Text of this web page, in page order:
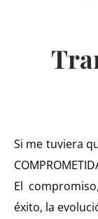
Si me tuviera
El
éxito, la